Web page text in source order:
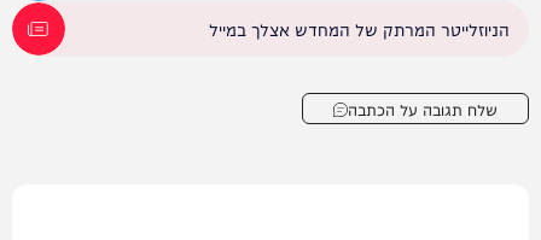
הניוזלייטר המרתק של המחדש אצלך במייל
שלח תגובה על הכתבה